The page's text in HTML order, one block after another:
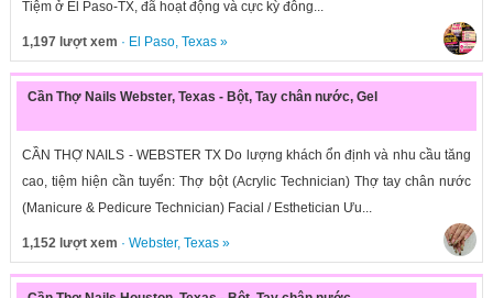
Tiệm ở El Paso-TX, đã hoạt động và cực kỳ đông...
1,197 lượt xem · El Paso, Texas»
Cần Thợ Nails Webster, Texas - Bột, Tay chân nước, Gel
CẦN THỢ NAILS - WEBSTER TX Do lượng khách ổn định và nhu cầu tăng
cao, tiệm hiện cần tuyển: Thợ bột (Acrylic Technician) Thợ tay chân nước
(Manicure & Pedicure Technician) Facial / Esthetician Ưu...
1,152 lượt xem · Webster, Texas»